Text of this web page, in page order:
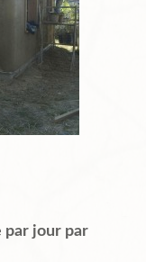
par jour par